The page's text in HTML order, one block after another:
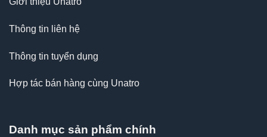
Thông tin liên hệ
Thông tin tuyển dụng
Hợp tác bán hàng cùng Unatro
Danh mục sản phẩm chính